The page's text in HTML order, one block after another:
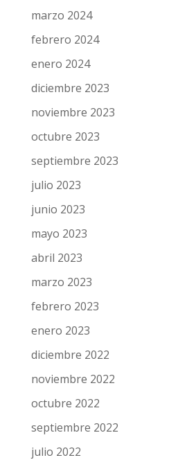
mayo 2024
abril 2024
marzo 2024
febrero 2024
enero 2024
diciembre 2023
noviembre 2023
octubre 2023
septiembre 2023
julio 2023
junio 2023
mayo 2023
abril 2023
marzo 2023
febrero 2023
enero 2023
diciembre 2022
noviembre 2022
octubre 2022